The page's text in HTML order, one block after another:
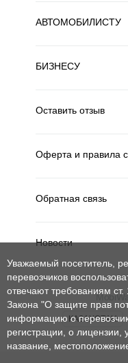
АВТОМОБИЛИСТУ
БИЗНЕСУ
Оставить отзыв
Оферта и правила
Обратная связь
Новости
КАЗАХСТАН
Уважаемый посетитель,
перевозчиков
отвечают требованиям
Закона "О защите прав
информацию о
регистрации, о
название,